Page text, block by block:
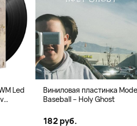
Led
Виниловая пластинка
Baseball – Holy Ghost
182 руб.